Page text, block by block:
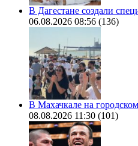
В Дагестане создали
06.08.2026 08:56 (136)
В Махачкале на
08.08.2026 11:30 (101)